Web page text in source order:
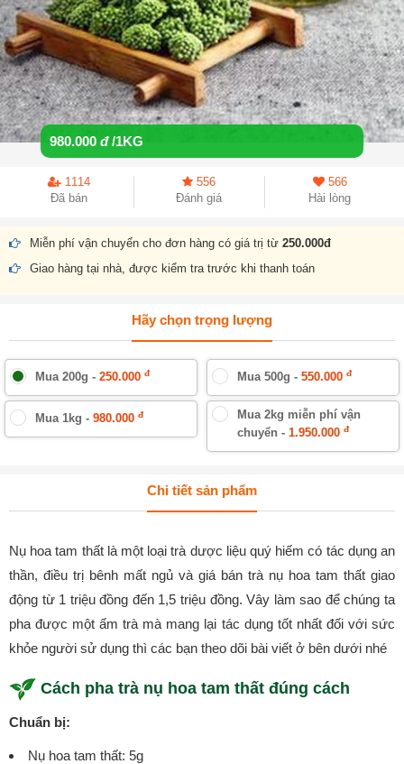
980.000 đ /1KG
1114
Đã bán
556
Đánh giá
566
Hài lòng
Miễn phí vận chuyển cho đơn hàng có giá trị từ 250.000đ
Giao hàng tại nhà, được kiểm tra trước khi thanh toán
Hãy chọn trọng lượng
Mua 200g - 250.000 đ Mua 500g - 550.000 đ
Mua 1kg - 980.000 đ
Mua 2kg miễn phí vận
chuyển - 1.950.000 đ
Chi tiết sản phẩm
Nụ hoa tam thất là một loại trà dược liệu quý hiếm có tác dụng an
thần, điều trị bênh mất ngủ và giá bán trà nụ hoa tam thất giao
động từ 1 triệu đồng đến 1,5 triệu đồng. Vây làm sao để chúng ta
pha được một ấm trà mà mang lại tác dụng tốt nhất đối với sức
khỏe người sử dụng thì các bạn theo dõi bài viết ở bên dưới nhé
Cách pha trà nụ hoa tam thất đúng cách
Chuẩn bị:
Nụ hoa tam thất: 5g